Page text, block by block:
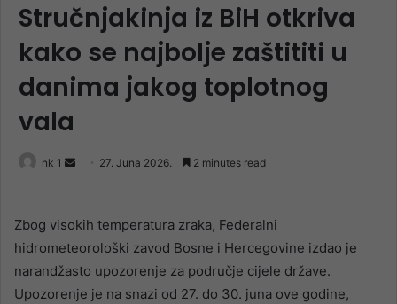
Stručnjakinja iz BiH otkriva
kako se najbolje zaštititi u
danima jakog toplotnog
vala
nk 1
Send 27. Juna 2026. 2 minutes read
Zbog visokih temperatura zraka, Federalni
hidrometeorološki zavod Bosne i Hercegovine izdao je
narandžasto upozorenje za područje cijele države.
Upozorenje je na snazi od 27. do 30. juna ove godine,